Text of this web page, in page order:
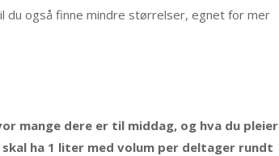
du også finne mindre størrelser, egnet for mer
mange dere er til middag, og hva du pleier
ha 1 liter med volum per deltager rundt